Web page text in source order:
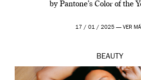
by Pantone’s Color of the
17 / 01 / 2025 — VER
BEAUTY